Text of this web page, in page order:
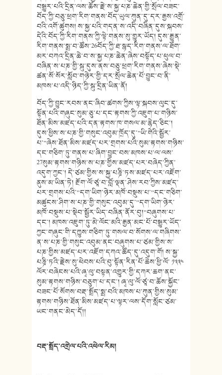
བསྒྱུར་པའི་དྲིན་ལས་ཆོས་རྗེ་ས་སྐྱ་པཎ་ཆེན་གྱི་སྲོལ་བཟང་
བོད་ཀྱི་བཅུ་ཕྲག་རིག་གནས་བོད་ཡུལ་ཀུན་དུ་དར་རྒྱས་འགྲོ་
བའི་འགོ་ཚུགས། ས་སྐྱ་པའི་གདན་ས་འདི་བཞིན་དུས་སྐབས་
དེའི་བོད་ཀྱི་རིག་གནས་ཀྱི་ལྟེ་གནས་སུ་གྱུར་ཡོད། དུས་རྒྱུན་
རིག་གནས་སྨྲ་བ་ཚོས་26བོད་ཀྱི་ཐ་སྙད་རིག་གནས་ལ་ཐོག་
མར་བཀའ་དྲིན་ཆེ་བ་ས་སྐྱ་པཎ་ཆེན་ཞེས་བསྟོད་པ་ཕུལ་བ་
བཞིན་ས་པཎ་གྱི་སྐུ་དུས་ནས་བཅུ་ཕྲག་རིག་གནས་ཞེས་སྡེ་
ཚན་སོ་སོར་སློབ་གཉེར་གྱི་དར་སྲོལ་ཆེན་པོ་བྱུང་བ་ནི་
མཁས་པ་འདི་ཉིད་ཀྱི་སྐུ་དྲིན་ཡིན་ནོ།
བོད་ཀྱི་བྱུང་རབས་ནང་ཞིབ་ཚགས་ཀྱིས་ལྟ་སྐབས་ལུང་དུ་
སྟོན་པའི་གཞུང་སུམ་ཅུ་པ་དང་རྟགས་ཀྱི་འཇུག་པ་གཉིས་
ཐོན་མིས་མཛད་པའི་དན་རྟགས་ཁ་གསལ་མ་རྙེད་ཅིང་།
དུས་ཕྱིས་ས་པཎ་གྱི་གསུང་འབུམ་ཁྲོད་དུ་”ཡི་གེའི་སྦྱོར་
པ་”ཞེས་ཐོན་མིས་མཛད་པར་གྲགས་པའི་སུམ་རྟགས་གཉིས་
དང་གཅིག་ཏུ་གནས་པ་ཞིག་བྱུང་བས་མཁས་པ་ལ་ལས་
27སུམ་རྟགས་གཉིས་ས་པཎ་གྱིས་མཛད་པར་བཞེད་ཀྱིན་
འདུག་ཀྱང་། དེ་ཙམ་གྱིས་ས་སྐྱ་པཎྜི་ཏས་མཛད་པར་འཇོག་
ནུས་མ་ཡིན་ཏེ། རྔོག་ལོ་ཙཱ་བ་བློ་ལྡན་ཤེས་རབ་ཀྱིས་མཛད་
པར་གྲགས་པའི་”དག་ཡིག་ཉེར་མཁོ་བསྡུས་པ་”དང་གཅིག་
མཚུངས་ཤིག་ས་པཎ་གྱི་གསུང་འབུམ་དུ་”དག་ཡིག་ཉེར་
མཁོ་བསྡུས་པ་སྡེབ་སྦྱོར་ཡིད་བཞིན་ནོར་བུ།”བཞུགས་པ་
དང་། མཁས་འཇུག་ཏུ་མེ་ལོང་མའི་རྒྱན་མང་པོ་བསྒྱུར་ཡོད་
ཀྱང་གཞུང་གི་དཀྱུས་གཅིག་ཏུ་གསལ་བ་སོགས་ལ་གཞིགས་
ན་ས་པཎ་གྱི་གསུང་འབུམ་ནང་བཞུགས་པ་ཙམ་གྱིས་ས་
པཎ་གྱིས་མཛད་པར་འཇོག་དཀའ་ཚོད་དུ་འདུག་གོ། ས་སྐྱ་
པཎྜི་ཏའི་རྗེས་སུ་ཕེབས་པའི་བུ་སྟོན་རིན་པོ་ཆེས་ཕྱི་ལོ་ ༡༣༣༤
ལོར་བཞེངས་པའི་ཞྭ་ལུ་བསྟན་འགྱུར་གྱི་དཀར་ཆག་ནང་
སུམ་རྟགས་གཉིས་བཅུག་པ་དང་། ཞྭ་ལུ་ལོ་ཙཱ་བ་ཆོས་སྐྱོང་
བཟང་པོ་སོགས་བརྡ་སྤྲོད་སྨྲ་བའི་མཁས་པ་ཀུན་གྱིས་སུམ་
རྟགས་གཉིས་ཐོན་མིས་མཛད་པ་ལྟར་ལས་དོག་སློང་ཙམ་
ཡང་གནང་མེད་དོ།།
བརྡ་སྤྲོད་འགྲེལ་པའི་འཕེལ་རིམ།